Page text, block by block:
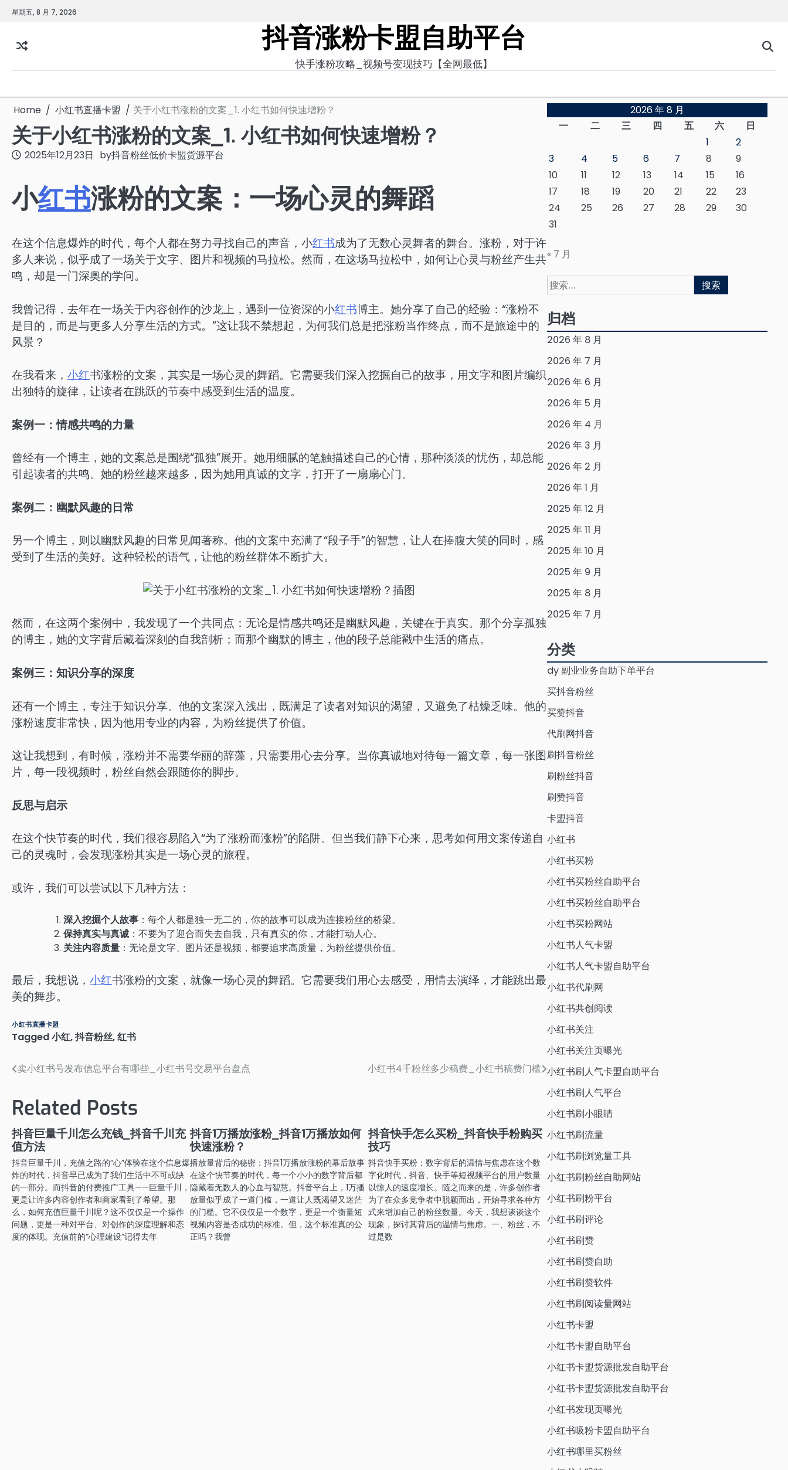
Skip星期五, 8 月 7, 2026
抖音涨粉卡盟自助平台
快手涨粉攻略_视频号变现技巧【全网最低】
Home 小红书直播卡盟 关于小红书涨粉的文案_1. 小红书如何快速增粉？
关于小红书涨粉的文案_1. 小红书如何快速增粉？
2025年12月23日 by抖音粉丝低价卡盟货源平台
小红书涨粉的文案：一场心灵的舞蹈
在这个信息爆炸的时代，每个人都在努力寻找自己的声音，小红书成为了无数心灵舞者的舞台。涨粉，对于许
多人来说，似乎成了一场关于文字、图片和视频的马拉松。然而，在这场马拉松中，如何让心灵与粉丝产生共
鸣，却是一门深奥的学问。
我曾记得，去年在一场关于内容创作的沙龙上，遇到一位资深的小红书博主。她分享了自己的经验：“涨粉不
是目的，而是与更多人分享生活的方式。”这让我不禁想起，为何我们总是把涨粉当作终点，而不是旅途中的
风景？
在我看来， 小红书涨粉的文案，其实是一场心灵的舞蹈。它需要我们深入挖掘自己的故事，用文字和图片编织
出独特的旋律，让读者在跳跃的节奏中感受到生活的温度。
案例一：情感共鸣的力量
曾经有一个博主，她的文案总是围绕“孤独”展开。她用细腻的笔触描述自己的心情，那种淡淡的忧伤，却总能
引起读者的共鸣。她的粉丝越来越多，因为她用真诚的文字，打开了一扇扇心门。
案例二：幽默风趣的日常
另一个博主，则以幽默风趣的日常见闻著称。他的文案中充满了“段子手”的智慧，让人在捧腹大笑的同时，感
受到了生活的美好。这种轻松的语气，让他的粉丝群体不断扩大。
然而，在这两个案例中，我发现了一个共同点：无论是情感共鸣还是幽默风趣，关键在于真实。那个分享孤独
的博主，她的文字背后藏着深刻的自我剖析；而那个幽默的博主，他的段子总能戳中生活的痛点。
案例三：知识分享的深度
还有一个博主，专注于知识分享。他的文案深入浅出，既满足了读者对知识的渴望，又避免了枯燥乏味。他的
涨粉速度非常快，因为他用专业的内容，为粉丝提供了价值。
这让我想到，有时候，涨粉并不需要华丽的辞藻，只需要用心去分享。当你真诚地对待每一篇文章，每一张图
片，每一段视频时，粉丝自然会跟随你的脚步。
反思与启示
在这个快节奏的时代，我们很容易陷入“为了涨粉而涨粉”的陷阱。但当我们静下心来，思考如何用文案传递自
己的灵魂时，会发现涨粉其实是一场心灵的旅程。
或许，我们可以尝试以下几种方法：
深入挖掘个人故事 ：每个人都是独一无二的，你的故事可以成为连接粉丝的桥梁。
保持真实与真诚 ：不要为了迎合而失去自我，只有真实的你，才能打动人心。
关注内容质量 ：无论是文字、图片还是视频，都要追求高质量，为粉丝提供价值。
最后，我想说， 小红书涨粉的文案，就像一场心灵的舞蹈。它需要我们用心去感受，用情去演绎，才能跳出最
美的舞步。
小红书直播卡盟
Tagged小红,抖音粉丝,红书
文
导
航
卖小红书号发布信息平台有哪些_小红书号交易平台盘点 小红书4千粉丝多少稿费_小红书稿费门槛
Related Posts
抖音巨量千川怎么充钱_抖音千川充
值方法
抖音巨量千川，充值之路的“心”体验在这个信息爆
炸的时代，抖音早已成为了我们生活中不可或缺
的一部分。而抖音的付费推广工具——巨量千川，
更是让许多内容创作者和商家看到了希望。那
么，如何充值巨量千川呢？这不仅仅是一个操作
问题，更是一种对平台、对创作的深度理解和态
度的体现。充值前的“心理建设”记得去年
抖音1万播放涨粉_抖音1万播放如何
快速涨粉？
播放量背后的秘密：抖音1万播放涨粉的幕后故事
在这个快节奏的时代，每一个小小的数字背后都
隐藏着无数人的心血与智慧。抖音平台上，1万播
放量似乎成了一道门槛，一道让人既渴望又迷茫
的门槛。它不仅仅是一个数字，更是一个衡量短
视频内容是否成功的标准。但，这个标准真的公
正吗？我曾
抖音快手怎么买粉_抖音快手粉购买
技巧
抖音快手买粉：数字背后的温情与焦虑在这个数
字化时代，抖音、快手等短视频平台的用户数量
以惊人的速度增长。随之而来的是，许多创作者
为了在众多竞争者中脱颖而出，开始寻求各种方
式来增加自己的粉丝数量。今天，我想谈谈这个
现象，探讨其背后的温情与焦虑。一、粉丝，不
过是数
2026 年 8 月
一
二 三 四 五 六
日
1
2
3
4 5 6 7 8
9
10
11 12 13 14 15
16
17
18 19 20 21 22
23
24
25 26 27 28 29
30
31
« 7 月
搜
索：
归档
2026 年 8 月
2026 年 7 月
2026 年 6 月
2026 年 5 月
2026 年 4 月
2026 年 3 月
2026 年 2 月
2026 年 1 月
2025 年 12 月
2025 年 11 月
2025 年 10 月
2025 年 9 月
2025 年 8 月
2025 年 7 月
分类
dy 副业业务自助下单平台
买抖音粉丝
买赞抖音
代刷网抖音
刷抖音粉丝
刷粉丝抖音
刷赞抖音
卡盟抖音
小红书
小红书买粉
小红书买粉丝自助平台
小红书买粉丝自助平台
小红书买粉网站
小红书人气卡盟
小红书人气卡盟自助平台
小红书代刷网
小红书共创阅读
小红书关注
小红书关注页曝光
小红书刷人气卡盟自助平台
小红书刷人气平台
小红书刷小眼睛
小红书刷流量
小红书刷浏览量工具
小红书刷粉丝自助网站
小红书刷粉平台
小红书刷评论
小红书刷赞
小红书刷赞自助
小红书刷赞软件
小红书刷阅读量网站
小红书卡盟
小红书卡盟自助平台
小红书卡盟货源批发自助平台
小红书卡盟货源批发自助平台
小红书发现页曝光
小红书吸粉卡盟自助平台
小红书哪里买粉丝